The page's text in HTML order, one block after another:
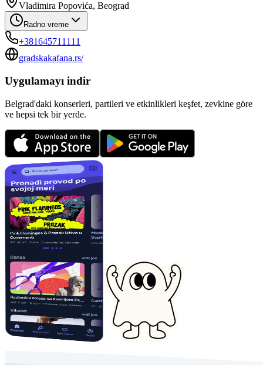
Vladimira Popovića, Beograd
Radno vreme
+381645711111
gradskakafana.rs/
Uygulamayı indir
Belgrad'daki konserleri, partileri ve etkinlikleri keşfet, zevkine göre
ve hepsi tek bir yerde.